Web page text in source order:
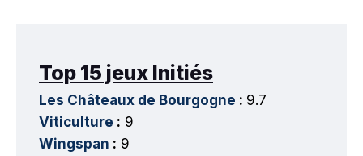
Top 15 jeux Initiés
Les Châteaux de Bourgogne : 9.7
Viticulture : 9
Wingspan : 9